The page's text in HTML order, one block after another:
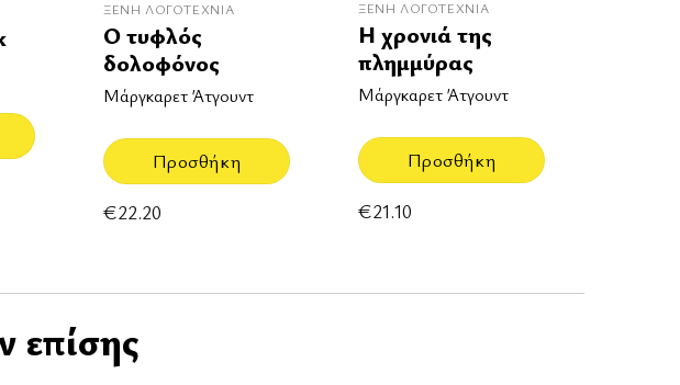
ΞΈΝΗ ΛΟΓΟΤΕΧΝΊΑ
Ο τυφλός
δολοφόνος
Μάργκαρετ Άτγουντ
Προσθήκη
€22.20
ΞΈΝΗ ΛΟΓΟΤΕΧΝΊΑ
Η χρονιά της
πλημμύρας
Μάργκαρετ Άτγουντ
Προσθήκη
€21.10
επίσης